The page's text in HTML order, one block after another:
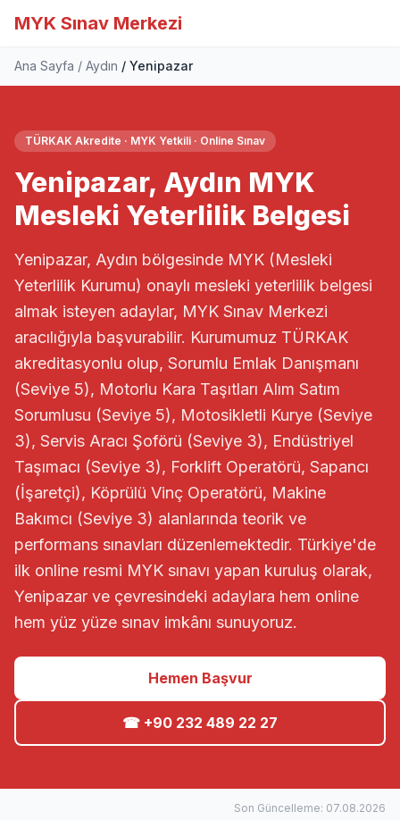
MYK Sınav Merkezi
Ana Sayfa Aydın Yenipazar
TÜRKAK Akredite · MYK Yetkili · Online Sınav
Yenipazar, Aydın MYK
Mesleki Yeterlilik Belgesi
Yenipazar, Aydın bölgesinde MYK (Mesleki
Yeterlilik Kurumu) onaylı mesleki yeterlilik belgesi
almak isteyen adaylar, MYK Sınav Merkezi
aracılığıyla başvurabilir. Kurumumuz TÜRKAK
akreditasyonlu olup, Sorumlu Emlak Danışmanı
(Seviye 5), Motorlu Kara Taşıtları Alım Satım
Sorumlusu (Seviye 5), Motosikletli Kurye (Seviye
3), Servis Aracı Şoförü (Seviye 3), Endüstriyel
Taşımacı (Seviye 3), Forklift Operatörü, Sapancı
(İşaretçi), Köprülü Vinç Operatörü, Makine
Bakımcı (Seviye 3) alanlarında teorik ve
performans sınavları düzenlemektedir. Türkiye'de
ilk online resmi MYK sınavı yapan kuruluş olarak,
Yenipazar ve çevresindeki adaylara hem online
hem yüz yüze sınav imkânı sunuyoruz.
Hemen Başvur
☎ +90 232 489 22 27
Son Güncelleme: 07.08.2026